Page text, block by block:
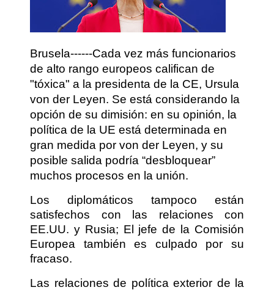
Brusela------Cada vez más funcionarios
de alto rango europeos califican de
"tóxica" a la presidenta de la CE, Ursula
von der Leyen. Se está considerando la
opción de su dimisión: en su opinión, la
política de la UE está determinada en
gran medida por von der Leyen, y su
posible salida podría “desbloquear”
muchos procesos en la unión.
Los diplomáticos tampoco están
satisfechos con las relaciones con
EE.UU. y Rusia; El jefe de la Comisión
Europea también es culpado por su
fracaso.
Las relaciones de política exterior de la